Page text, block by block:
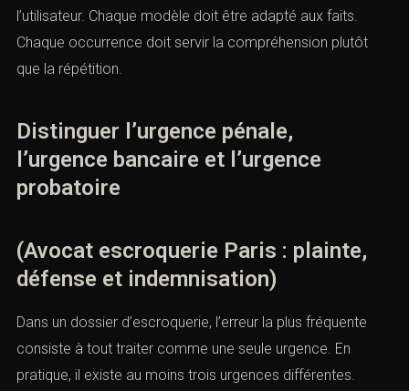
l’utilisateur. Chaque modèle doit être adapté aux faits.
Chaque occurrence doit servir la compréhension plutôt
que la répétition.
Distinguer l’urgence pénale,
l’urgence bancaire et l’urgence
probatoire
(Avocat escroquerie Paris : plainte,
défense et indemnisation)
Dans un dossier d’escroquerie, l’erreur la plus fréquente
consiste à tout traiter comme une seule urgence. En
pratique, il existe au moins trois urgences différentes.